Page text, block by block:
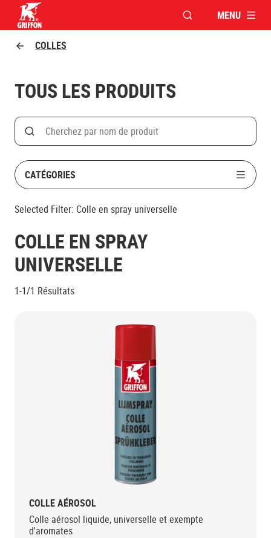
OUVRIR LAMENU
COLLES
TOUS LES PRODUITS
Search
Rechercher par nom de produit
CATÉGORIES
Selected Filter: Colle en spray universelle
COLLE EN SPRAY
UNIVERSELLE
1-1/1 Résultats
COLLE AÉROSOL
Colle aérosol liquide, universelle et exempte
d'aromates